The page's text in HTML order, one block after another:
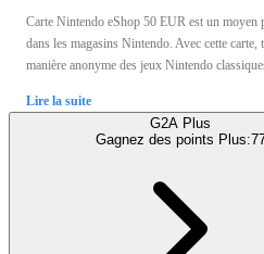
Carte Nintendo eShop 50 EUR est un moyen
dans les magasins Nintendo. Avec cette carte,
manière anonyme des jeux Nintendo
Lire la suite
G2A Plus
Gagnez des points Plus: